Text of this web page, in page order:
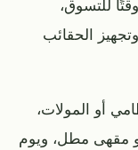
للتسوق،
الحقائب
أو المولات،
مقهى مطل، ويوم